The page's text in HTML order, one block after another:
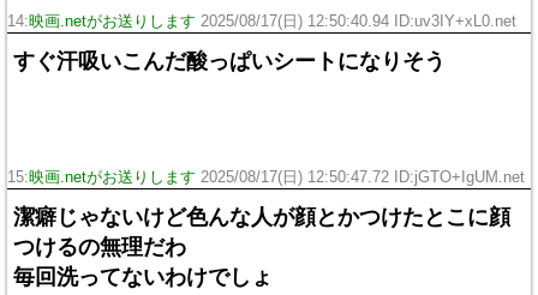
14:映画.netがお送りします 2025/08/17(日) 12:50:40.94 ID:uv3IY+xL0.net
すぐ汗吸いこんだ酸っぱいシートになりそう
15:映画.netがお送りします 2025/08/17(日) 12:50:47.72 ID:jGTO+IgUM.net
潔癖じゃないけど色んな人が顔とかつけたとこに顔
つけるの無理だわ
毎回洗ってないわけでしょ